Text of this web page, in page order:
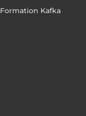
Formation Kafka